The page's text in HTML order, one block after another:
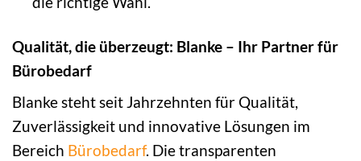
Qualität, die überzeugt: Blanke – Ihr Partner für
Bürobedarf
Blanke steht seit Jahrzehnten für Qualität,
Zuverlässigkeit und innovative Lösungen im
Bereich Bürobedarf. Die transparenten